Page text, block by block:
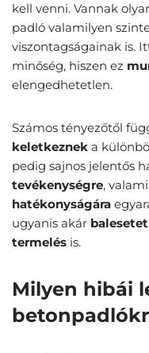
kell venni. Vannak
padló valamilyen
viszontagságainak is.
minőség, hiszen ez
elengedhetetlen.
Számos tényezőtől
keletkeznek a
pedig sajnos jelentős
tevékenységre,
hatékonyságára
ugyanis akár balesetet
termelés is.
Milyen hibái